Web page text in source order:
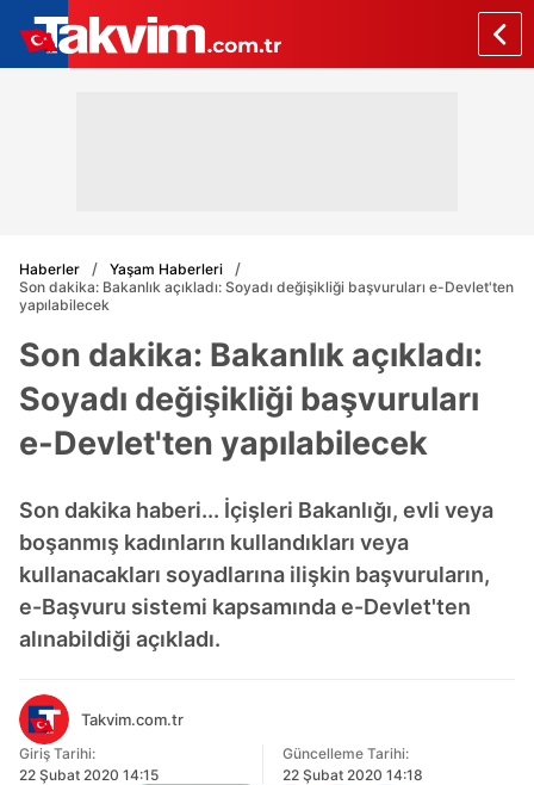
Haberler
Yaşam Haberleri
Son dakika: Bakanlık açıkladı: Soyadı değişikliği başvuruları e-Devlet'ten
yapılabilecek
Son dakika: Bakanlık açıkladı:
Soyadı değişikliği başvuruları
e-Devlet'ten yapılabilecek
Son dakika haberi... İçişleri Bakanlığı, evli veya
boşanmış kadınların kullandıkları veya
kullanacakları soyadlarına ilişkin başvuruların,
e-Başvuru sistemi kapsamında e-Devlet'ten
alınabildiği açıkladı.
Takvim.com.tr
Giriş Tarihi:
22 Şubat 2020 14:15
Güncelleme Tarihi:
22 Şubat 2020 14:18